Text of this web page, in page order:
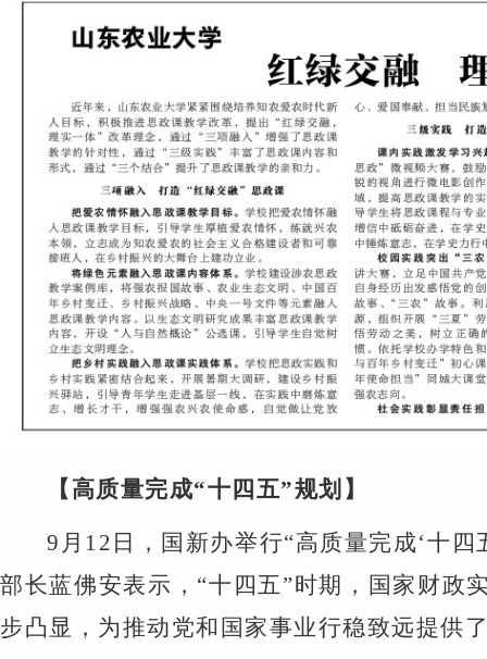
【高质量完成“十四五”规划】
9 月 12 日，国新办举行“高质量完成‘十四
部长蓝佛安表示， “十四五”时期，国家财政
步凸显，为推动党和国家事业行稳致远提供